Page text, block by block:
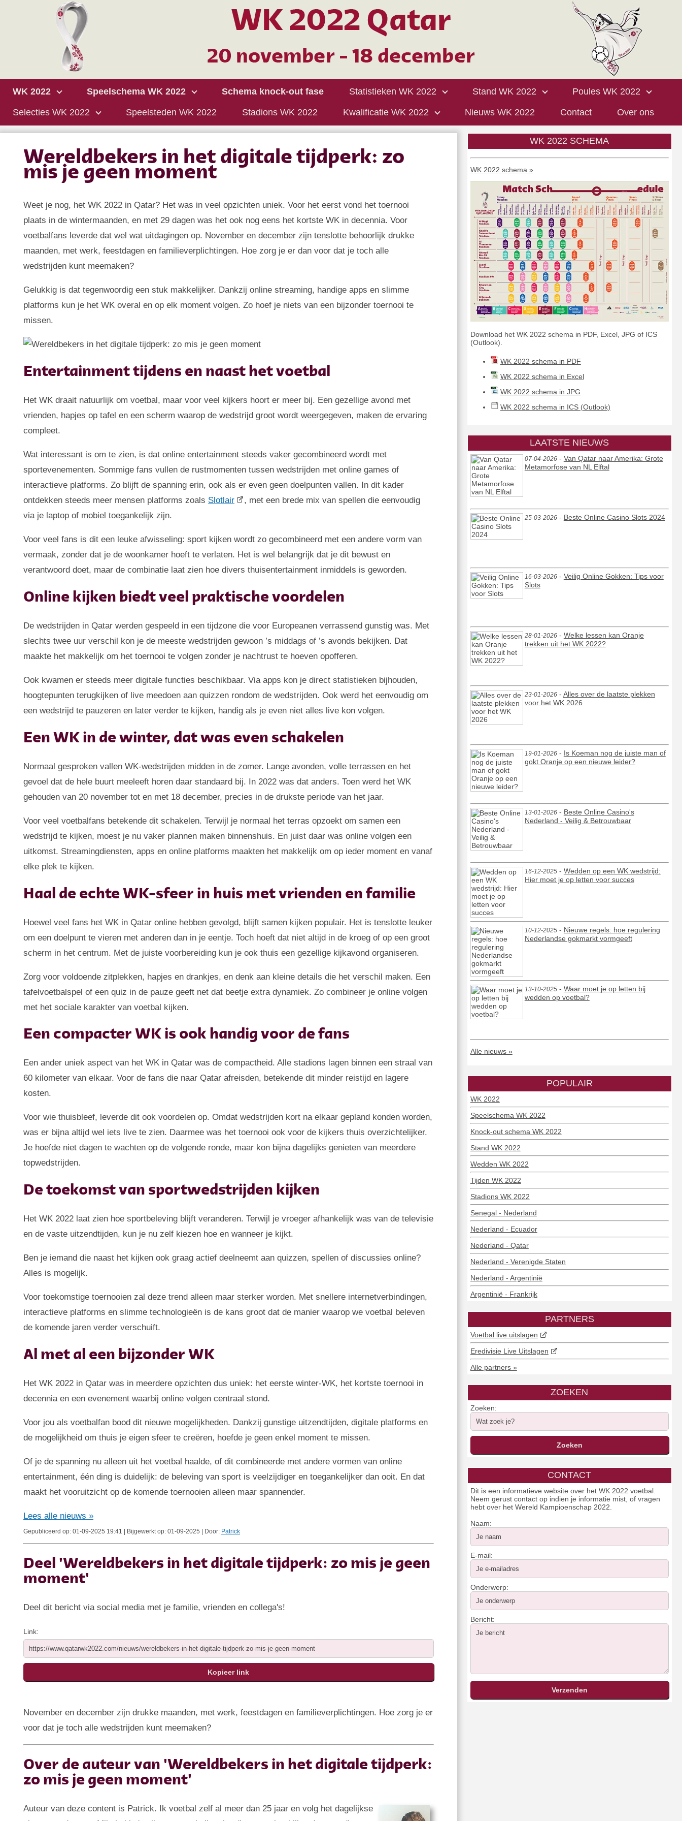
WK 2022 Speelschema WK 2022 Schema knock-out fase Statistieken WK 2022 Stand WK 2022 Poules WK 2022
Selecties WK 2022 Speelsteden WK 2022 Stadions WK 2022 Kwalificatie WK 2022 Nieuws WK 2022 Contact Over ons
Wereldbekers in het digitale tijdperk: zo
mis je geen moment
Weet je nog, het WK 2022 in Qatar? Het was in veel opzichten uniek. Voor het eerst vond het toernooi
plaats in de wintermaanden, en met 29 dagen was het ook nog eens het kortste WK in decennia. Voor
voetbalfans leverde dat wel wat uitdagingen op. November en december zijn tenslotte behoorlijk drukke
maanden, met werk, feestdagen en familieverplichtingen. Hoe zorg je er dan voor dat je toch alle
wedstrijden kunt meemaken?
Gelukkig is dat tegenwoordig een stuk makkelijker. Dankzij online streaming, handige apps en slimme
platforms kun je het WK overal en op elk moment volgen. Zo hoef je niets van een bijzonder toernooi te
missen.
Entertainment tijdens en naast het voetbal
Het WK draait natuurlijk om voetbal, maar voor veel kijkers hoort er meer bij. Een gezellige avond met
vrienden, hapjes op tafel en een scherm waarop de wedstrijd groot wordt weergegeven, maken de ervaring
compleet.
Wat interessant is om te zien, is dat online entertainment steeds vaker gecombineerd wordt met
sportevenementen. Sommige fans vullen de rustmomenten tussen wedstrijden met online games of
interactieve platforms. Zo blijft de spanning erin, ook als er even geen doelpunten vallen. In dit kader
ontdekken steeds meer mensen platforms zoals Slotlair
, met een brede mix van spellen die eenvoudig
via je laptop of mobiel toegankelijk zijn.
Voor veel fans is dit een leuke afwisseling: sport kijken wordt zo gecombineerd met een andere vorm van
vermaak, zonder dat je de woonkamer hoeft te verlaten. Het is wel belangrijk dat je dit bewust en
verantwoord doet, maar de combinatie laat zien hoe divers thuisentertainment inmiddels is geworden.
Online kijken biedt veel praktische voordelen
De wedstrijden in Qatar werden gespeeld in een tijdzone die voor Europeanen verrassend gunstig was. Met
slechts twee uur verschil kon je de meeste wedstrijden gewoon ’s middags of ’s avonds bekijken. Dat
maakte het makkelijk om het toernooi te volgen zonder je nachtrust te hoeven opofferen.
Ook kwamen er steeds meer digitale functies beschikbaar. Via apps kon je direct statistieken bijhouden,
hoogtepunten terugkijken of live meedoen aan quizzen rondom de wedstrijden. Ook werd het eenvoudig om
een wedstrijd te pauzeren en later verder te kijken, handig als je even niet alles live kon volgen.
Een WK in de winter, dat was even schakelen
Normaal gesproken vallen WK-wedstrijden midden in de zomer. Lange avonden, volle terrassen en het
gevoel dat de hele buurt meeleeft horen daar standaard bij. In 2022 was dat anders. Toen werd het WK
gehouden van 20 november tot en met 18 december, precies in de drukste periode van het jaar.
Voor veel voetbalfans betekende dit schakelen. Terwijl je normaal het terras opzoekt om samen een
wedstrijd te kijken, moest je nu vaker plannen maken binnenshuis. En juist daar was online volgen een
uitkomst. Streamingdiensten, apps en online platforms maakten het makkelijk om op ieder moment en vanaf
elke plek te kijken.
Haal de echte WK-sfeer in huis met vrienden en familie
Hoewel veel fans het WK in Qatar online hebben gevolgd, blijft samen kijken populair. Het is tenslotte leuker
om een doelpunt te vieren met anderen dan in je eentje. Toch hoeft dat niet altijd in de kroeg of op een groot
scherm in het centrum. Met de juiste voorbereiding kun je ook thuis een gezellige kijkavond organiseren.
Zorg voor voldoende zitplekken, hapjes en drankjes, en denk aan kleine details die het verschil maken. Een
tafelvoetbalspel of een quiz in de pauze geeft net dat beetje extra dynamiek. Zo combineer je online volgen
met het sociale karakter van voetbal kijken.
Een compacter WK is ook handig voor de fans
Een ander uniek aspect van het WK in Qatar was de compactheid. Alle stadions lagen binnen een straal van
60 kilometer van elkaar. Voor de fans die naar Qatar afreisden, betekende dit minder reistijd en lagere
kosten.
Voor wie thuisbleef, leverde dit ook voordelen op. Omdat wedstrijden kort na elkaar gepland konden worden,
was er bijna altijd wel iets live te zien. Daarmee was het toernooi ook voor de kijkers thuis overzichtelijker.
Je hoefde niet dagen te wachten op de volgende ronde, maar kon bijna dagelijks genieten van meerdere
topwedstrijden.
De toekomst van sportwedstrijden kijken
Het WK 2022 laat zien hoe sportbeleving blijft veranderen. Terwijl je vroeger afhankelijk was van de televisie
en de vaste uitzendtijden, kun je nu zelf kiezen hoe en wanneer je kijkt.
Ben je iemand die naast het kijken ook graag actief deelneemt aan quizzen, spellen of discussies online?
Alles is mogelijk.
Voor toekomstige toernooien zal deze trend alleen maar sterker worden. Met snellere internetverbindingen,
interactieve platforms en slimme technologieën is de kans groot dat de manier waarop we voetbal beleven
de komende jaren verder verschuift.
Al met al een bijzonder WK
Het WK 2022 in Qatar was in meerdere opzichten dus uniek: het eerste winter-WK, het kortste toernooi in
decennia en een evenement waarbij online volgen centraal stond.
Voor jou als voetbalfan bood dit nieuwe mogelijkheden. Dankzij gunstige uitzendtijden, digitale platforms en
de mogelijkheid om thuis je eigen sfeer te creëren, hoefde je geen enkel moment te missen.
Of je de spanning nu alleen uit het voetbal haalde, of dit combineerde met andere vormen van online
entertainment, één ding is duidelijk: de beleving van sport is veelzijdiger en toegankelijker dan ooit. En dat
maakt het vooruitzicht op de komende toernooien alleen maar spannender.
Lees alle nieuws »
Gepubliceerd op: 01-09-2025 19:41 | Bijgewerkt op: 01-09-2025 | Door: Patrick
Deel 'Wereldbekers in het digitale tijdperk: zo mis je geen
moment'
Deel dit bericht via social media met je familie, vrienden en collega's!
Link:
November en december zijn drukke maanden, met werk, feestdagen en familieverplichtingen. Hoe zorg je er
voor dat je toch alle wedstrijden kunt meemaken?
Over de auteur van 'Wereldbekers in het digitale tijdperk:
zo mis je geen moment'
Auteur van deze content is Patrick. Ik voetbal zelf al meer dan 25 jaar en volg het dagelijkse
WK 2022 SCHEMA
WK 2022 schema »
Download het WK 2022 schema in PDF, Excel, JPG of ICS
(Outlook).
WK 2022 schema in PDF
WK 2022 schema in Excel
WK 2022 schema in JPG
WK 2022 schema in ICS (Outlook)
LAATSTE NIEUWS
07-04-2026- Van Qatar naar Amerika: Grote
Metamorfose van NL Elftal
25-03-2026- Beste Online Casino Slots 2024
16-03-2026- Veilig Online Gokken: Tips voor
Slots
28-01-2026- Welke lessen kan Oranje
trekken uit het WK 2022?
23-01-2026- Alles over de laatste plekken
voor het WK 2026
19-01-2026- Is Koeman nog de juiste man of
gokt Oranje op een nieuwe leider?
13-01-2026- Beste Online Casino's
Nederland - Veilig & Betrouwbaar
16-12-2025- Wedden op een WK wedstrijd:
Hier moet je op letten voor succes
10-12-2025- Nieuwe regels: hoe regulering
Nederlandse gokmarkt vormgeeft
13-10-2025- Waar moet je op letten bij
wedden op voetbal?
Alle nieuws »
POPULAIR
WK 2022
Speelschema WK 2022
Knock-out schema WK 2022
Stand WK 2022
Wedden WK 2022
Tijden WK 2022
Stadions WK 2022
Senegal - Nederland
Nederland - Ecuador
Nederland - Qatar
Nederland - Verenigde Staten
Nederland - Argentinië
Argentinië - Frankrijk
PARTNERS
Voetbal live uitslagen
Eredivisie Live Uitslagen
Alle partners »
ZOEKEN
Zoeken:
CONTACT
Dit is een informatieve website over het WK 2022 voetbal.
Neem gerust contact op indien je informatie mist, of vragen
hebt over het Wereld Kampioenschap 2022.
Naam:
E-mail:
Onderwerp:
Bericht: